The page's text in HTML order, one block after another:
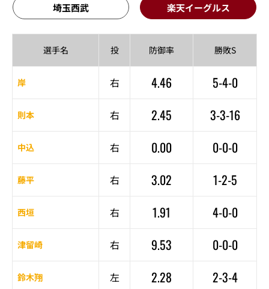
埼玉西武 楽天イーグルス
選手名 投 防御率 勝敗S
岸 右 4.46 5-4-0
則本 右 2.45 3-3-16
中込 右 0.00 0-0-0
藤平 右 3.02 1-2-5
西垣 右 1.91 4-0-0
津留崎 右 9.53 0-0-0
鈴木翔 左 2.28 2-3-4